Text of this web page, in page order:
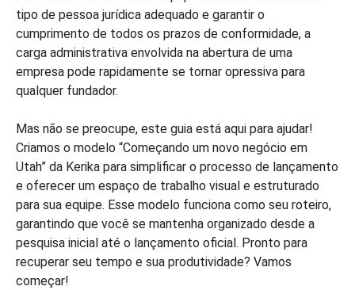
tipo de pessoa jurídica adequado e garantir o
cumprimento de todos os prazos de conformidade, a
carga administrativa envolvida na abertura de uma
empresa pode rapidamente se tornar opressiva para
qualquer fundador.
Mas não se preocupe, este guia está aqui para ajudar!
Criamos o modelo “Começando um novo negócio em
Utah” da Kerika para simplificar o processo de lançamento
e oferecer um espaço de trabalho visual e estruturado
para sua equipe. Esse modelo funciona como seu roteiro,
garantindo que você se mantenha organizado desde a
pesquisa inicial até o lançamento oficial. Pronto para
recuperar seu tempo e sua produtividade? Vamos
começar!